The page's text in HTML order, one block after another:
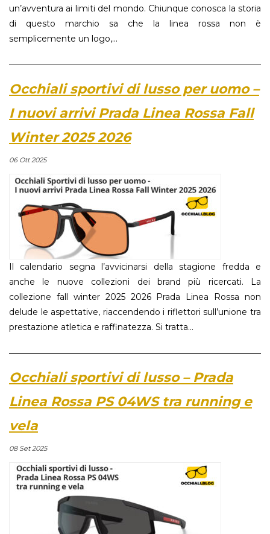
un’avventura ai limiti del mondo. Chiunque conosca la storia
di questo marchio sa che la linea rossa non è
semplicemente un logo,...
Occhiali sportivi di lusso per uomo –
I nuovi arrivi Prada Linea Rossa Fall
Winter 2025 2026
06 Ott 2025
Il calendario segna l’avvicinarsi della stagione fredda e
anche le nuove collezioni dei brand più ricercati. La
collezione fall winter 2025 2026 Prada Linea Rossa non
delude le aspettative, riaccendendo i riflettori sull’unione tra
prestazione atletica e raffinatezza. Si tratta...
Occhiali sportivi di lusso – Prada
Linea Rossa PS 04WS tra running e
vela
08 Set 2025